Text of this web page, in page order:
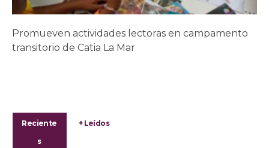
Promueven actividades lectoras en campamento
transitorio de Catia La Mar
Reciente
s
+ Leídos